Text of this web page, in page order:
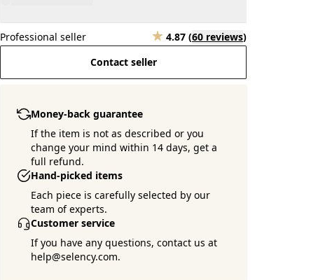
Professional seller 4.87 (60 reviews)
Contact seller
Money-back guarantee
If the item is not as described or you
change your mind within 14 days, get a
full refund.
Hand-picked items
Each piece is carefully selected by our
team of experts.
Customer service
If you have any questions, contact us at
help@selency.com.